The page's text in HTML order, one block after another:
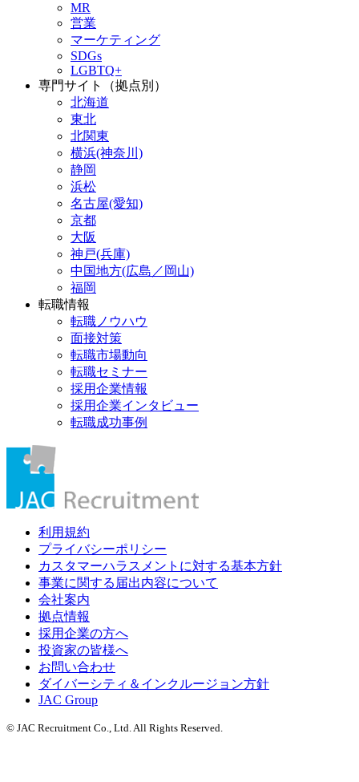
MR
営業
マーケティング
SDGs
LGBTQ+
専門サイト（拠点別）
北海道
東北
北関東
横浜(神奈川)
静岡
浜松
名古屋(愛知)
京都
大阪
神戸(兵庫)
中国地方(広島／岡山)
福岡
転職情報
転職ノウハウ
面接対策
転職市場動向
転職セミナー
採用企業情報
採用企業インタビュー
転職成功事例
利用規約
プライバシーポリシー
カスタマーハラスメントに対する基本方針
事業に関する届出内容について
会社案内
拠点情報
採用企業の方へ
投資家の皆様へ
お問い合わせ
ダイバーシティ＆インクルージョン方針
JAC Group
© JAC Recruitment Co., Ltd. All Rights Reserved.